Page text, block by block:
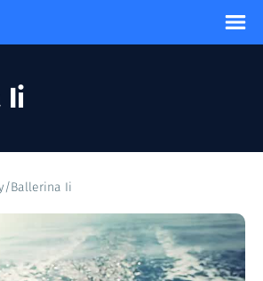
Ii
/Ballerina Ii